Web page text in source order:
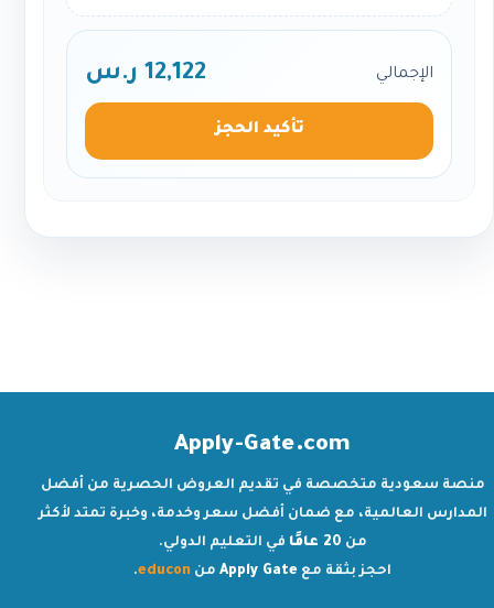
الإجمالي 12,122 ر.س
تأكيد الحجز
Apply-Gate.com
منصة سعودية متخصصة في تقديم العروض الحصرية من أفضل
المدارس العالمية، مع ضمان أفضل سعر وخدمة، وخبرة تمتد لأكثر
من 20 عامًا
في التعليم الدولي.
احجز بثقة مع Apply Gate من educon
.